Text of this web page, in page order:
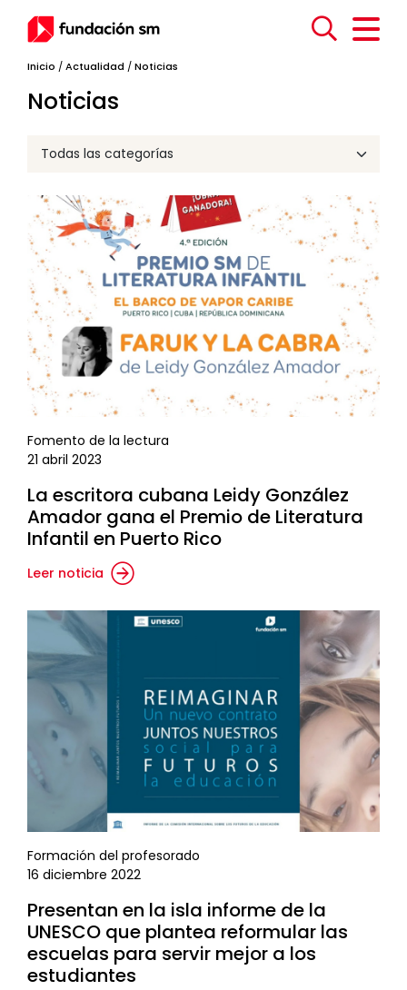
Inicio /Actualidad /Noticias
Noticias
Fomento de la lectura
21 abril 2023
La escritora cubana Leidy González
Amador gana el Premio de Literatura
Infantil en Puerto Rico
Leer noticia
Formación del profesorado
16 diciembre 2022
Presentan en la isla informe de la
UNESCO que plantea reformular las
escuelas para servir mejor a los
estudiantes